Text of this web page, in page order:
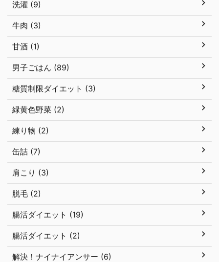
洗濯 (9)
牛肉 (3)
甘酒 (1)
男子ごはん (89)
糖質制限ダイエット (3)
緑黄色野菜 (2)
練り物 (2)
缶詰 (7)
肩こり (3)
脱毛 (2)
腸活ダイエット (19)
腸活ダイエット (2)
解決！ナイナイアンサー (6)